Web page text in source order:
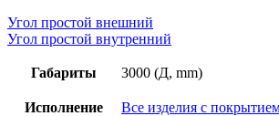
Угол простой внешний
Угол простой внутренний
Габариты 3000 (Д, mm)
Исполнение Все изделия с